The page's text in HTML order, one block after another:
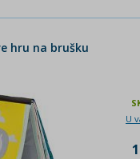
hru na brušku
U